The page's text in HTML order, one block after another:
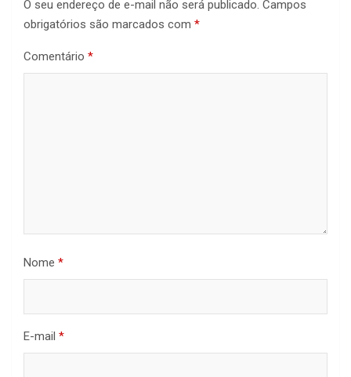
O seu endereço de e-mail não será publicado. Campos
obrigatórios são marcados com *
Comentário *
Nome *
E-mail *